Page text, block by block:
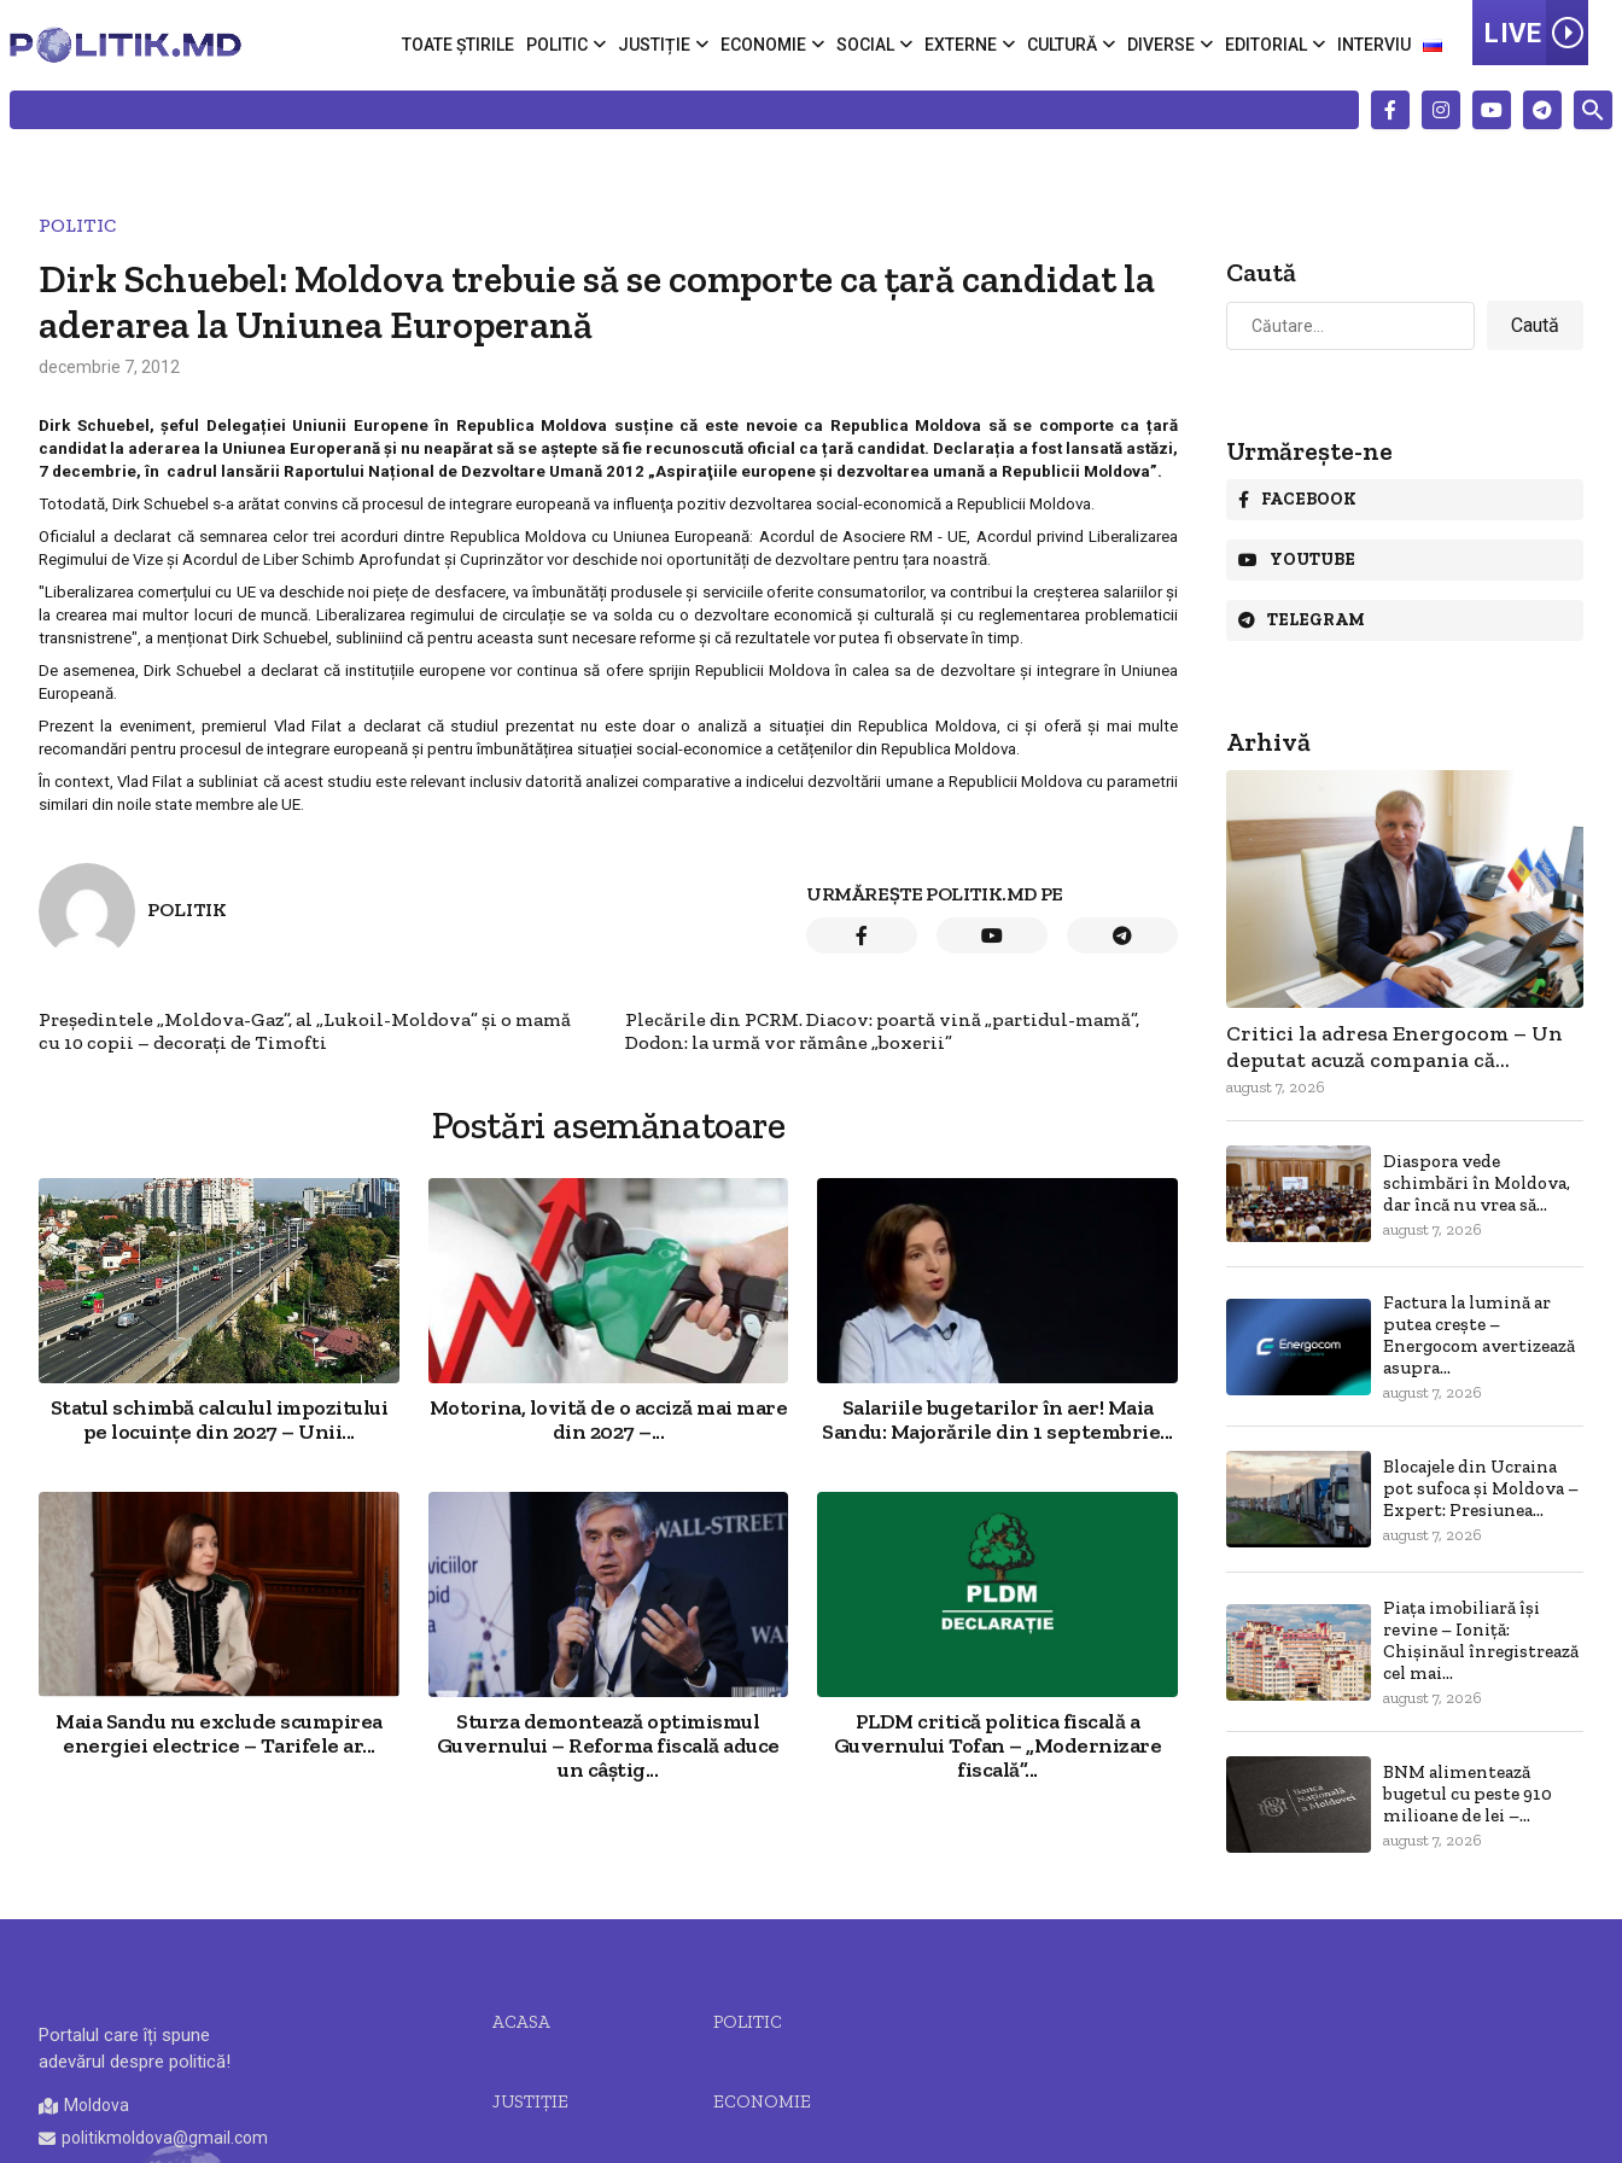
TOATE ȘTIRILE POLITIC JUSTIȚIE ECONOMIE SOCIAL EXTERNE CULTURĂ DIVERSE EDITORIAL INTERVIU LIVE
POLITIC
Dirk Schuebel: Moldova trebuie să se comporte ca țară candidat la
aderarea la Uniunea Europerană
decembrie 7, 2012
Dirk Schuebel, șeful Delegației Uniunii Europene în Republica Moldova susține că este nevoie ca Republica Moldova să se comporte ca țară
candidat la aderarea la Uniunea Europerană și nu neapărat să se aștepte să fie recunoscută oficial ca țară candidat. Declarația a fost lansată astăzi,
7 decembrie, în cadrul lansării Raportului Național de Dezvoltare Umană 2012 „Aspiraţiile europene și dezvoltarea umană a Republicii Moldova”.
Totodată, Dirk Schuebel s-a arătat convins că procesul de integrare europeană va influenţa pozitiv dezvoltarea social-economică a Republicii Moldova.
Oficialul a declarat că semnarea celor trei acorduri dintre Republica Moldova cu Uniunea Europeană: Acordul de Asociere RM - UE, Acordul privind Liberalizarea
Regimului de Vize și Acordul de Liber Schimb Aprofundat și Cuprinzător vor deschide noi oportunități de dezvoltare pentru țara noastră.
"Liberalizarea comerțului cu UE va deschide noi piețe de desfacere, va îmbunătăți produsele și serviciile oferite consumatorilor, va contribui la creșterea salariilor și
la crearea mai multor locuri de muncă. Liberalizarea regimului de circulație se va solda cu o dezvoltare economică și culturală și cu reglementarea problematicii
transnistrene", a menționat Dirk Schuebel, subliniind că pentru aceasta sunt necesare reforme și că rezultatele vor putea fi observate în timp.
De asemenea, Dirk Schuebel a declarat că instituțiile europene vor continua să ofere sprijin Republicii Moldova în calea sa de dezvoltare și integrare în Uniunea
Europeană.
Prezent la eveniment, premierul Vlad Filat a declarat că studiul prezentat nu este doar o analiză a situației din Republica Moldova, ci şi oferă și mai multe
recomandări pentru procesul de integrare europeană și pentru îmbunătățirea situației social-economice a cetățenilor din Republica Moldova.
În context, Vlad Filat a subliniat că acest studiu este relevant inclusiv datorită analizei comparative a indicelui dezvoltării umane a Republicii Moldova cu parametrii
similari din noile state membre ale UE.
POLITIK
URMĂREȘTE POLITIK.MD PE
Președintele „Moldova-Gaz”, al „Lukoil-Moldova” și o mamă
cu 10 copii – decorați de Timofti
Plecările din PCRM. Diacov: poartă vină „partidul-mamă”,
Dodon: la urmă vor rămâne „boxerii”
Postări asemănatoare
Statul schimbă calculul impozitului
pe locuințe din 2027 – Unii...
Motorina, lovită de o acciză mai mare
din 2027 –...
Salariile bugetarilor în aer! Maia
Sandu: Majorările din 1 septembrie...
Maia Sandu nu exclude scumpirea
energiei electrice – Tarifele ar...
Sturza demontează optimismul
Guvernului – Reforma fiscală aduce
un câștig...
PLDM critică politica fiscală a
Guvernului Tofan – „Modernizare
fiscală”...
Caută
Caută
după:
Urmărește-ne
FACEBOOK
YOUTUBE
TELEGRAM
Arhivă
Critici la adresa Energocom – Un
deputat acuză compania că...
august 7, 2026
Diaspora vede
schimbări în Moldova,
dar încă nu vrea să...
august 7, 2026
Factura la lumină ar
putea crește –
Energocom avertizează
asupra...
august 7, 2026
Blocajele din Ucraina
pot sufoca și Moldova –
Expert: Presiunea...
august 7, 2026
Piața imobiliară își
revine – Ioniță:
Chișinăul înregistrează
cel mai...
august 7, 2026
BNM alimentează
bugetul cu peste 910
milioane de lei –...
august 7, 2026
Portalul care îți spune
adevărul despre politică!
Moldova
politikmoldova@gmail.com
ACASA POLITIC
JUSTIȚIE ECONOMIE